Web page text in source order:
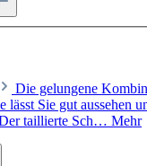
Die gelungene
lässt Sie gut aussehen
taillierte Sch… Mehr